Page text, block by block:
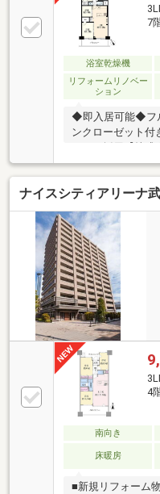
7
浴室乾燥機
リフォームリノベー
ション
◆即入居可能◆フ
ンクローゼット付
頼で未公開情報多
す。宅建士×FP×
持つ『ライフ・エ
の老後も見据えた
ご相談下さい！☆
☆
ナイスシティアリーナ
4
南向き
床暖房
■新規リフォーム